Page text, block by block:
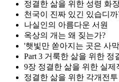
정결한 삶을 위한 성령 화
천국이 진짜 있긴 있습디까
나실인의 아름다운 서원
옥상의 개는 왜 짖는가?
'햇빛만 쏟아지는 곳은 사
Part 3 거룩한 삶을 위한 정
9장 정결한 삶을 위한 실제
정결한 삶을 위한 각개전투